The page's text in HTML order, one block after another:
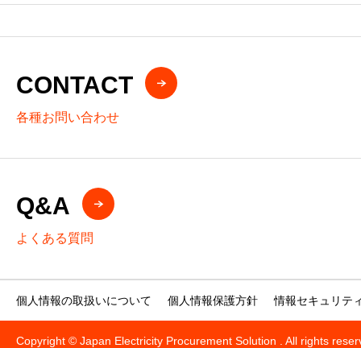
CONTACT
各種お問い合わせ
Q&A
よくある質問
個人情報の取扱いについて 個人情報保護方針 情報セキュリテ
Copyright © Japan Electricity Procurement Solution . All rights